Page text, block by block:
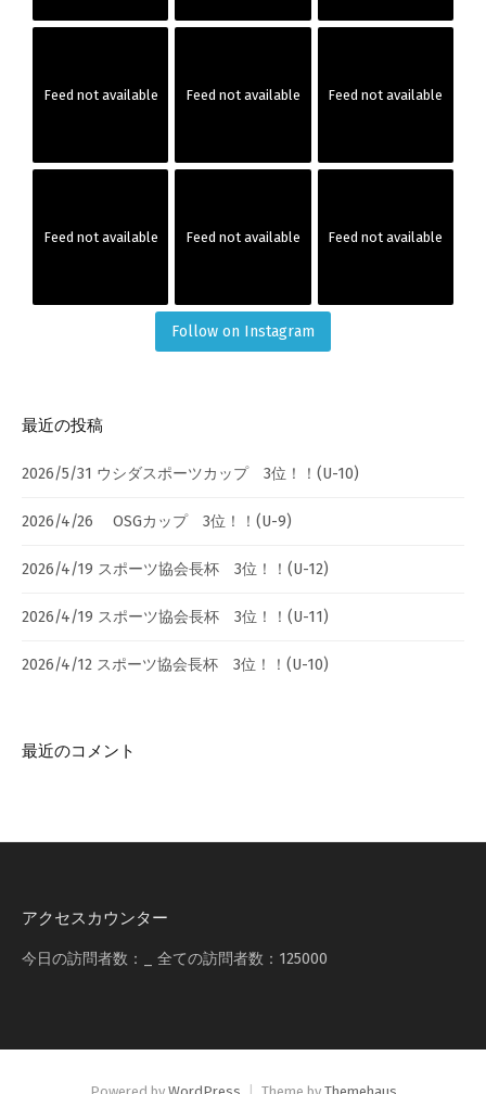
Feed not available Feed not available Feed not available
Feed not available Feed not available Feed not available
Follow on Instagram
最近の投稿
2026/5/31 ウシダスポーツカップ 3位！！(U-10)
2026/4/26 OSGカップ 3位！！(U-9)
2026/4/19 スポーツ協会長杯 3位！！(U-12)
2026/4/19 スポーツ協会長杯 3位！！(U-11)
2026/4/12 スポーツ協会長杯 3位！！(U-10)
最近のコメント
アクセスカウンター
今日の訪問者数： 全ての訪問者数： 125000